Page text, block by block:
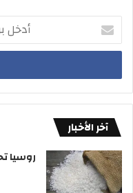
أدخل
بريدك
الإلكتروني
آخر الأخبار
روسيا